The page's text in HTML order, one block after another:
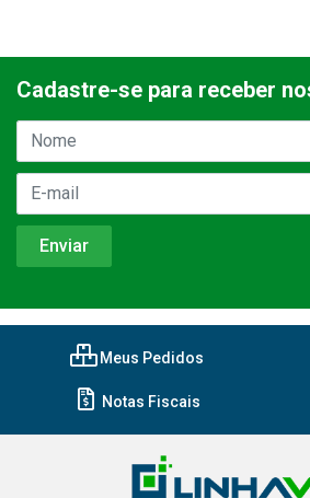
Cadastre-se para receber
Meus Pedidos
Notas Fiscais